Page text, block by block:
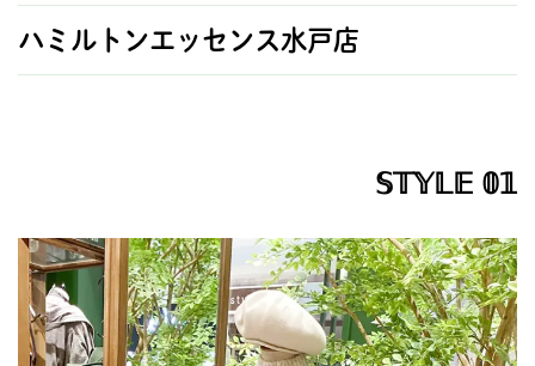
ハミルトンエッセンス水戸店
𝕊𝕋𝕐𝕃𝔼 𝟘𝟙